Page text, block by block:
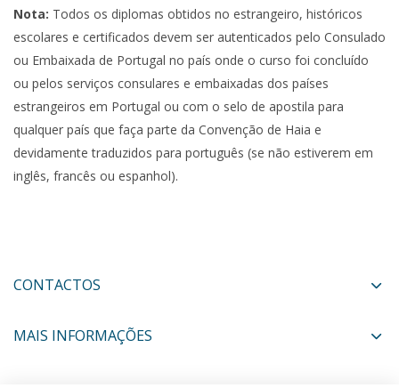
Nota: Todos os diplomas obtidos no estrangeiro, históricos
escolares e certificados devem ser autenticados pelo Consulado
ou Embaixada de Portugal no país onde o curso foi concluído
ou pelos serviços consulares e embaixadas dos países
estrangeiros em Portugal ou com o selo de apostila para
qualquer país que faça parte da Convenção de Haia e
devidamente traduzidos para português (se não estiverem em
inglês, francês ou espanhol).
CONTACTOS
MAIS INFORMAÇÕES